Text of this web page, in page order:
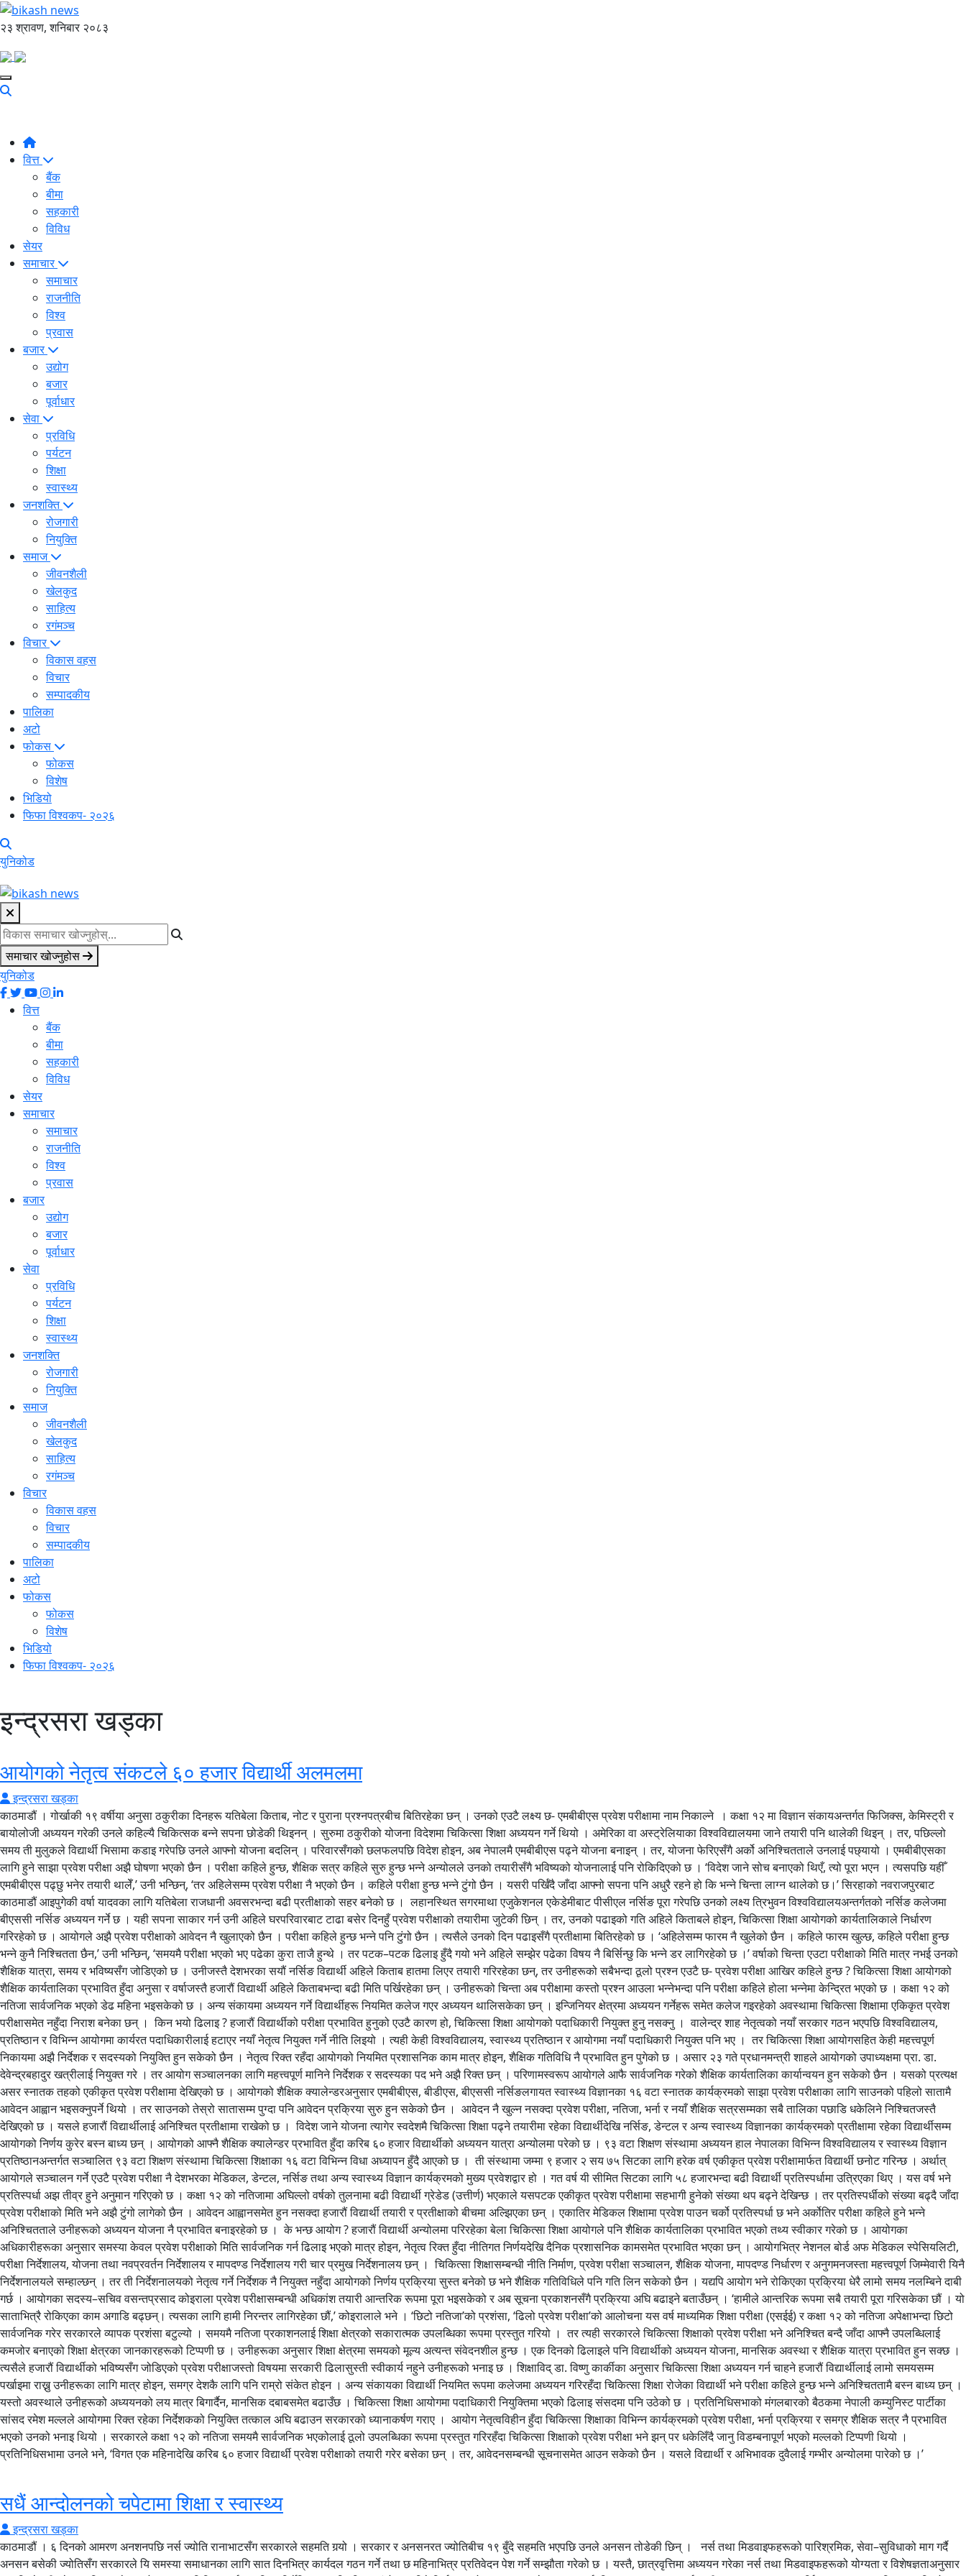
२३ श्रावण, शनिबार २०८३
वित्त
बैंक
बीमा
सहकारी
विविध
सेयर
समाचार
समाचार
राजनीति
विश्व
प्रवास
बजार
उद्योग
बजार
पूर्वाधार
सेवा
प्रविधि
पर्यटन
शिक्षा
स्वास्थ्य
जनशक्ति
रोजगारी
नियुक्ति
समाज
जीवनशैली
खेलकुद
साहित्य
रगंमञ्च
विचार
विकास वहस
विचार
सम्पादकीय
पालिका
अटो
फोकस
फोकस
विशेष
भिडियो
फिफा विश्वकप- २०२६
युनिकोड
समाचार खोज्नुहोस
युनिकोड
वित्त
बैंक
बीमा
सहकारी
विविध
सेयर
समाचार
समाचार
राजनीति
विश्व
प्रवास
बजार
उद्योग
बजार
पूर्वाधार
सेवा
प्रविधि
पर्यटन
शिक्षा
स्वास्थ्य
जनशक्ति
रोजगारी
नियुक्ति
समाज
जीवनशैली
खेलकुद
साहित्य
रगंमञ्च
विचार
विकास वहस
विचार
सम्पादकीय
पालिका
अटो
फोकस
फोकस
विशेष
भिडियो
फिफा विश्वकप- २०२६
इन्द्रसरा खड्का
आयोगको नेतृत्व संकटले ६० हजार विद्यार्थी अलमलमा
इन्द्रसरा खड्का
काठमाडौं । गोर्खाकी १९ वर्षीया अनुसा ठकुरीका दिनहरू यतिबेला किताब, नोट र पुराना प्रश्नपत्रबीच बितिरहेका छन् । उनको एउटै लक्ष्य छ- एमबीबीएस प्रवेश परीक्षामा नाम निकाल्ने । कक्षा १२ मा विज्ञान संकायअन्तर्गत फिजिक्स, केमिस्ट्री र
बायोलोजी अध्ययन गरेकी उनले कहिल्यै चिकित्सक बन्ने सपना छोडेकी थिइनन् । सुरुमा ठकुरीको योजना विदेशमा चिकित्सा शिक्षा अध्ययन गर्ने थियो । अमेरिका वा अस्ट्रेलियाका विश्वविद्यालयमा जाने तयारी पनि थालेकी थिइन् । तर, पछिल्लो
समय ती मुलुकले विद्यार्थी भिसामा कडाइ गरेपछि उनले आफ्नो योजना बदलिन् । परिवारसँगको छलफलपछि विदेश होइन, अब नेपालमै एमबीबीएस पढ्ने योजना बनाइन् । तर, योजना फेरिएसँगै अर्को अनिश्चितताले उनलाई पछ्यायो । एमबीबीएसका
लागि हुने साझा प्रवेश परीक्षा अझै घोषणा भएको छैन । परीक्षा कहिले हुन्छ, शैक्षिक सत्र कहिले सुरु हुन्छ भन्ने अन्योलले उनको तयारीसँगै भविष्यको योजनालाई पनि रोकिदिएको छ । ‘विदेश जाने सोच बनाएको थिएँ, त्यो पूरा भएन । त्यसपछि यहीँ
एमबीबीएस पढ्छु भनेर तयारी थालेँ,’ उनी भन्छिन्, ‘तर अहिलेसम्म प्रवेश परीक्षा नै भएको छैन । कहिले परीक्षा हुन्छ भन्ने टुंगो छैन । यसरी पर्खिँदै जाँदा आफ्नो सपना पनि अधुरै रहने हो कि भन्ने चिन्ता लाग्न थालेको छ।’ सिरहाको नवराजपुरबाट
काठमाडौं आइपुगेकी वर्षा यादवका लागि यतिबेला राजधानी अवसरभन्दा बढी प्रतीक्षाको सहर बनेको छ । लहानस्थित सगरमाथा एजुकेशनल एकेडेमीबाट पीसीएल नर्सिङ पूरा गरेपछि उनको लक्ष्य त्रिभुवन विश्वविद्यालयअन्तर्गतको नर्सिङ कलेजमा
बीएससी नर्सिङ अध्ययन गर्ने छ । यही सपना साकार गर्न उनी अहिले घरपरिवारबाट टाढा बसेर दिनहुँ प्रवेश परीक्षाको तयारीमा जुटेकी छिन् । तर, उनको पढाइको गति अहिले किताबले होइन, चिकित्सा शिक्षा आयोगको कार्यतालिकाले निर्धारण
गरिरहेको छ । आयोगले अझै प्रवेश परीक्षाको आवेदन नै खुलाएको छैन । परीक्षा कहिले हुन्छ भन्ने पनि टुंगो छैन । त्यसैले उनको दिन पढाइसँगै प्रतीक्षामा बितिरहेको छ । ‘अहिलेसम्म फारम नै खुलेको छैन । कहिले फारम खुल्छ, कहिले परीक्षा हुन्छ
भन्ने कुनै निश्चितता छैन,’ उनी भन्छिन्, ‘समयमै परीक्षा भएको भए पढेका कुरा ताजै हुन्थे । तर पटक–पटक ढिलाइ हुँदै गयो भने अहिले सम्झेर पढेका विषय नै बिर्सिन्छु कि भन्ने डर लागिरहेको छ ।’ वर्षाको चिन्ता एउटा परीक्षाको मिति मात्र नभई उनको
शैक्षिक यात्रा, समय र भविष्यसँग जोडिएको छ । उनीजस्तै देशभरका सयौं नर्सिङ विद्यार्थी अहिले किताब हातमा लिएर तयारी गरिरहेका छन्, तर उनीहरूको सबैभन्दा ठूलो प्रश्न एउटै छ- प्रवेश परीक्षा आखिर कहिले हुन्छ ? चिकित्सा शिक्षा आयोगको
शैक्षिक कार्यतालिका प्रभावित हुँदा अनुसा र वर्षाजस्तै हजारौं विद्यार्थी अहिले किताबभन्दा बढी मिति पर्खिरहेका छन् । उनीहरूको चिन्ता अब परीक्षामा कस्तो प्रश्न आउला भन्नेभन्दा पनि परीक्षा कहिले होला भन्नेमा केन्द्रित भएको छ । कक्षा १२ को
नतिजा सार्वजनिक भएको डेढ महिना भइसकेको छ । अन्य संकायमा अध्ययन गर्ने विद्यार्थीहरू नियमित कलेज गएर अध्ययन थालिसकेका छन् । इन्जिनियर क्षेत्रमा अध्ययन गर्नेहरू समेत कलेज गइरहेको अवस्थामा चिकित्सा शिक्षामा एकिकृत प्रवेश
परीक्षासमेत नहुँदा निराश बनेका छन् । किन भयो ढिलाइ ? हजारौं विद्यार्थीको परीक्षा प्रभावित हुनुको एउटै कारण हो, चिकित्सा शिक्षा आयोगको पदाधिकारी नियुक्त हुनु नसक्नु । वालेन्द्र शाह नेतृत्वको नयाँ सरकार गठन भएपछि विश्वविद्यालय,
प्रतिष्ठान र विभिन्न आयोगमा कार्यरत पदाधिकारीलाई हटाएर नयाँ नेतृत्व नियुक्त गर्ने नीति लिइयो । त्यही केही विश्वविद्यालय, स्वास्थ्य प्रतिष्ठान र आयोगमा नयाँ पदाधिकारी नियुक्त पनि भए । तर चिकित्सा शिक्षा आयोगसहित केही महत्त्वपूर्ण
निकायमा अझै निर्देशक र सदस्यको नियुक्ति हुन सकेको छैन । नेतृत्व रिक्त रहँदा आयोगको नियमित प्रशासनिक काम मात्र होइन, शैक्षिक गतिविधि नै प्रभावित हुन पुगेको छ । असार २३ गते प्रधानमन्त्री शाहले आयोगको उपाध्यक्षमा प्रा. डा.
देवेन्द्रबहादुर खत्रीलाई नियुक्त गरे । तर आयोग सञ्चालनका लागि महत्त्वपूर्ण मानिने निर्देशक र सदस्यका पद भने अझै रिक्त छन् । परिणामस्वरूप आयोगले आफै सार्वजनिक गरेको शैक्षिक कार्यतालिका कार्यान्वयन हुन सकेको छैन । यसको प्रत्यक्ष
असर स्नातक तहको एकीकृत प्रवेश परीक्षामा देखिएको छ । आयोगको शैक्षिक क्यालेन्डरअनुसार एमबीबीएस, बीडीएस, बीएससी नर्सिङलगायत स्वास्थ्य विज्ञानका १६ वटा स्नातक कार्यक्रमको साझा प्रवेश परीक्षाका लागि साउनको पहिलो सातामै
आवेदन आह्वान भइसक्नुपर्ने थियो । तर साउनको तेस्रो सातासम्म पुग्दा पनि आवेदन प्रक्रिया सुरु हुन सकेको छैन । आवेदन नै खुल्न नसक्दा प्रवेश परीक्षा, नतिजा, भर्ना र नयाँ शैक्षिक सत्रसम्मका सबै तालिका पछाडि धकेलिने निश्चितजस्तै
देखिएको छ । यसले हजारौं विद्यार्थीलाई अनिश्चित प्रतीक्षामा राखेको छ । विदेश जाने योजना त्यागेर स्वदेशमै चिकित्सा शिक्षा पढ्ने तयारीमा रहेका विद्यार्थीदेखि नर्सिङ, डेन्टल र अन्य स्वास्थ्य विज्ञानका कार्यक्रमको प्रतीक्षामा रहेका विद्यार्थीसम्म
आयोगको निर्णय कुरेर बस्न बाध्य छन् । आयोगको आफ्नै शैक्षिक क्यालेन्डर प्रभावित हुँदा करिब ६० हजार विद्यार्थीको अध्ययन यात्रा अन्योलमा परेको छ । ९३ वटा शिक्षण संस्थामा अध्ययन हाल नेपालका विभिन्न विश्वविद्यालय र स्वास्थ्य विज्ञान
प्रतिष्ठानअन्तर्गत सञ्चालित ९३ वटा शिक्षण संस्थामा चिकित्सा शिक्षाका १६ वटा विभिन्न विधा अध्यापन हुँदै आएको छ । ती संस्थामा जम्मा ९ हजार २ सय ७५ सिटका लागि हरेक वर्ष एकीकृत प्रवेश परीक्षामार्फत विद्यार्थी छनोट गरिन्छ । अर्थात्
आयोगले सञ्चालन गर्ने एउटै प्रवेश परीक्षा नै देशभरका मेडिकल, डेन्टल, नर्सिङ तथा अन्य स्वास्थ्य विज्ञान कार्यक्रमको मुख्य प्रवेशद्वार हो । गत वर्ष यी सीमित सिटका लागि ५८ हजारभन्दा बढी विद्यार्थी प्रतिस्पर्धामा उत्रिएका थिए । यस वर्ष भने
प्रतिस्पर्धा अझ तीव्र हुने अनुमान गरिएको छ । कक्षा १२ को नतिजामा अघिल्लो वर्षको तुलनामा बढी विद्यार्थी ग्रेडेड (उत्तीर्ण) भएकाले यसपटक एकीकृत प्रवेश परीक्षामा सहभागी हुनेको संख्या थप बढ्ने देखिन्छ । तर प्रतिस्पर्धीको संख्या बढ्दै जाँदा
प्रवेश परीक्षाको मिति भने अझै टुंगो लागेको छैन । आवेदन आह्वानसमेत हुन नसक्दा हजारौं विद्यार्थी तयारी र प्रतीक्षाको बीचमा अल्झिएका छन् । एकातिर मेडिकल शिक्षामा प्रवेश पाउन चर्को प्रतिस्पर्धा छ भने अर्कोतिर परीक्षा कहिले हुने भन्ने
अनिश्चितताले उनीहरूको अध्ययन योजना नै प्रभावित बनाइरहेको छ । के भन्छ आयोग ? हजारौं विद्यार्थी अन्योलमा परिरहेका बेला चिकित्सा शिक्षा आयोगले पनि शैक्षिक कार्यतालिका प्रभावित भएको तथ्य स्वीकार गरेको छ । आयोगका
अधिकारीहरूका अनुसार समस्या केवल प्रवेश परीक्षाको मिति सार्वजनिक गर्न ढिलाइ भएको मात्र होइन, नेतृत्व रिक्त हुँदा नीतिगत निर्णयदेखि दैनिक प्रशासनिक कामसमेत प्रभावित भएका छन् । आयोगभित्र नेशनल बोर्ड अफ मेडिकल स्पेसियलिटी,
परीक्षा निर्देशालय, योजना तथा नवप्रवर्तन निर्देशालय र मापदण्ड निर्देशालय गरी चार प्रमुख निर्देशनालय छन् । चिकित्सा शिक्षासम्बन्धी नीति निर्माण, प्रवेश परीक्षा सञ्चालन, शैक्षिक योजना, मापदण्ड निर्धारण र अनुगमनजस्ता महत्त्वपूर्ण जिम्मेवारी यिनै
निर्देशनालयले सम्हाल्छन् । तर ती निर्देशनालयको नेतृत्व गर्ने निर्देशक नै नियुक्त नहुँदा आयोगको निर्णय प्रक्रिया सुस्त बनेको छ भने शैक्षिक गतिविधिले पनि गति लिन सकेको छैन । यद्यपि आयोग भने रोकिएका प्रक्रिया धेरै लामो समय नलम्बिने दाबी
गर्छ । आयोगका सदस्य–सचिव वसन्तप्रसाद कोइराला प्रवेश परीक्षासम्बन्धी अधिकांश तयारी आन्तरिक रूपमा पूरा भइसकेको र अब सूचना प्रकाशनसँगै प्रक्रिया अघि बढाइने बताउँछन् । ‘हामीले आन्तरिक रूपमा सबै तयारी पूरा गरिसकेका छौं । यो
साताभित्रै रोकिएका काम अगाडि बढ्छन्। त्यसका लागि हामी निरन्तर लागिरहेका छौं,’ कोइरालाले भने । ‘छिटो नतिजा’को प्रशंसा, ‘ढिलो प्रवेश परीक्षा’को आलोचना यस वर्ष माध्यमिक शिक्षा परीक्षा (एसईई) र कक्षा १२ को नतिजा अपेक्षाभन्दा छिटो
सार्वजनिक गरेर सरकारले व्यापक प्रशंसा बटुल्यो । समयमै नतिजा प्रकाशनलाई शिक्षा क्षेत्रको सकारात्मक उपलब्धिका रूपमा प्रस्तुत गरियो । तर त्यही सरकारले चिकित्सा शिक्षाको प्रवेश परीक्षा भने अनिश्चित बन्दै जाँदा आफ्नै उपलब्धिलाई
कमजोर बनाएको शिक्षा क्षेत्रका जानकारहरूको टिप्पणी छ । उनीहरूका अनुसार शिक्षा क्षेत्रमा समयको मूल्य अत्यन्त संवेदनशील हुन्छ । एक दिनको ढिलाइले पनि विद्यार्थीको अध्ययन योजना, मानसिक अवस्था र शैक्षिक यात्रा प्रभावित हुन सक्छ ।
त्यसैले हजारौं विद्यार्थीको भविष्यसँग जोडिएको प्रवेश परीक्षाजस्तो विषयमा सरकारी ढिलासुस्ती स्वीकार्य नहुने उनीहरूको भनाइ छ । शिक्षाविद् डा. विष्णु कार्कीका अनुसार चिकित्सा शिक्षा अध्ययन गर्न चाहने हजारौं विद्यार्थीलाई लामो समयसम्म
पर्खाइमा राख्नु उनीहरूका लागि मात्र होइन, समग्र देशकै लागि पनि राम्रो संकेत होइन । अन्य संकायका विद्यार्थी नियमित रूपमा कलेजमा अध्ययन गरिरहँदा चिकित्सा शिक्षा रोजेका विद्यार्थी भने परीक्षा कहिले हुन्छ भन्ने अनिश्चिततामै बस्न बाध्य छन् ।
यस्तो अवस्थाले उनीहरूको अध्ययनको लय मात्र बिगार्दैन, मानसिक दबाबसमेत बढाउँछ । चिकित्सा शिक्षा आयोगमा पदाधिकारी नियुक्तिमा भएको ढिलाइ संसदमा पनि उठेको छ । प्रतिनिधिसभाको मंगलबारको बैठकमा नेपाली कम्युनिस्ट पार्टीका
सांसद रमेश मल्लले आयोगमा रिक्त रहेका निर्देशकको नियुक्ति तत्काल अघि बढाउन सरकारको ध्यानाकर्षण गराए । आयोग नेतृत्वविहीन हुँदा चिकित्सा शिक्षाका विभिन्न कार्यक्रमको प्रवेश परीक्षा, भर्ना प्रक्रिया र समग्र शैक्षिक सत्र नै प्रभावित
भएको उनको भनाइ थियो । सरकारले कक्षा १२ को नतिजा समयमै सार्वजनिक भएकोलाई ठूलो उपलब्धिका रूपमा प्रस्तुत गरिरहँदा चिकित्सा शिक्षाको प्रवेश परीक्षा भने झन् पर धकेलिँदै जानु विडम्बनापूर्ण भएको मल्लको टिप्पणी थियो ।
प्रतिनिधिसभामा उनले भने, ‘विगत एक महिनादेखि करिब ६० हजार विद्यार्थी प्रवेश परीक्षाको तयारी गरेर बसेका छन् । तर, आवेदनसम्बन्धी सूचनासमेत आउन सकेको छैन । यसले विद्यार्थी र अभिभावक दुवैलाई गम्भीर अन्योलमा पारेको छ ।’
सधैं आन्दोलनको चपेटामा शिक्षा र स्वास्थ्य
इन्द्रसरा खड्का
काठमाडौं । ६ दिनको आमरण अनशनपछि नर्स ज्योति रानाभाटसँग सरकारले सहमति गर्‍यो । सरकार र अनसनरत ज्योतिबीच १९ बुँदे सहमति भएपछि उनले अनसन तोडेकी छिन् । नर्स तथा मिडवाइफहरूको पारिश्रमिक, सेवा–सुविधाको माग गर्दै अनसन बसेकी ज्योतिसँग सरकारले यि समस्या समाधानका लागि सात दिनभित्र कार्यदल गठन गर्ने तथा छ महिनाभित्र प्रतिवेदन पेश गर्ने सम्झौता गरेको छ । यस्तै, छात्रवृत्तिमा अध्ययन गरेका नर्स तथा मिडवाइफहरूको योग्यता र विशेषज्ञताअनुसार तह, जिम्मेवारी, सेवा–सुविधा र नेतृत्वको अवसर सुनिश्चित गर्न सम्बन्धित निर्देशिका ३० दिनभित्र संशोधन गरिने निर्णय भएको छ । सरकारले सहायक नर्स–मिडवाइफ (एएनएम) लाई प्रवीणता प्रमाणपत्र तह नर्सिङ अध्ययनका लागि छात्रवृत्तिको व्यवस्था मिलाउने, आगामी शैक्षिक सत्रदेखि भर्ना नीति कायम गर्ने तथा सबै अस्पतालमा नर्सिङ प्रोसेस, नर्सिङ केयर प्लान, नर्सिङ डकुमेन्टेसन, नर्सिङ इभालुएसन, औषधि व्यवस्थापन, संक्रमण नियन्त्रण, बिरामी सुरक्षा तथा नियमित नर्सिङ अडिट अनिवार्य रूपमा लागू गर्ने प्रतिबद्धता जनाएको छ । देशभरका हजारौं नर्स र मिडवाइफको आवाज बोकेर अनशन बसेकी उनले यो सम्झौतापछि मंगलबार अनशन तोडेकी हुन् । बिरामीको जीवनसँग प्रत्यक्ष जोडिएको जिम्मेवारी निर्वाह गर्ने स्वास्थ्यकर्मीले आफ्नै जीवन धान्न संघर्ष गर्नुपरेको अवस्था उनीहरूको आन्दोलनको मूल कारण हो । नर्समाथिको श्रमशोषण अन्त्य गर्नुपर्ने माग वर्षौंदेखि उठ्दै आएको छ । गत वर्ष पनि यही माग राख्दै देशभरका नर्सहरू सडकमा उत्रिएका थिए । आन्दोलनपछि सरकार, निजी मेडिकल कलेज र नर्स प्रतिनिधिबीच निजी मेडिकल कलेजमा कार्यरत नर्सलाई सरकारी पाँचौं तहसरह मासिक ३४ हजार ७३० रुपैयाँ पारिश्रमिक उपलब्ध गराउने सहमति भएको थियो, जुन गत वर्षको कात्तिकदेखि लागू गर्ने भनिएको थियो । तर सहमति कागजमै सीमित रह्यो । अधिकांशले अहिलेसम्म पनि निर्णयअनुसारको पारिश्रमिक नपाएको नर्सहरूको गुनासो छ । यही कारण उनीहरू फेरि १५ बुँदे मागसहित आन्दोलनमा छन् । माइतीघर मण्डलामा मंगलबारदेखि आमरण अनशनमा बसेका इन्टर्न चिकित्सक डिल्ली हरिजनको माग पनि एउटै छ, ‘श्रमको सम्मान र न्यायपूर्ण पारिश्रमिक ।’ ‘चार महिनासम्म शिक्षा तथा खेलकुद मन्त्रालय, चिकित्सा शिक्षा आयोगलगायतका निकायका ढोका ढकढक्याउँदा पनि माग सुनुवाइ नभएपछि अन्तिम विकल्पका रूपमा आमरण अनशन रोज्नुपरेको हो,’ उनले भने । चार महिनादेखि विभिन्न निकाय धाउँदा–धाउँदा थाकियो,’ उनी भन्छन्,‘ हाम्रा मागप्रति कसैको ध्यान गएन । ध्यान दिएका निकायले पनि अहिलेसम्म ठोस कदम चालेको देखिएन । सडकमा आउनु र अनसन बस्नु अन्तिम विकल्प भएकाले यही कदम रोजेको हुँ ।’ इन्टर्न हरिजनको आन्दोलनको केन्द्रमा एमबीबीएस तथा बीडीएस इन्टर्न चिकित्सकले पाउने निर्वाह भत्ता छ । चिकित्सा शिक्षाको पाठ्यक्रमअनुसार एमबीबीएस र बीडीएस उत्तीर्ण गरेपछि एक वर्ष इन्टर्नसिप अनिवार्य हुन्छ । यही अवधिमा उनीहरूले अस्पतालमा नियमित चिकित्सकसरह बिरामी जाँच्ने, उपचारमा सहभागी हुने, आकस्मिक सेवा दिने, वार्ड ड्युटी गर्ने र रातभर ’अन–कल’ बस्नेसम्मका जिम्मेवारी निर्वाह गर्छन् । कामको प्रकृति एउटै भए पनि सरकारी र निजी अस्पतालमा इन्टर्न गर्ने चिकित्सकले पाउने भत्तामा भने ठूलो असमानता छ । सरकारी अस्पतालमा इन्टर्न गर्ने चिकित्सकले मासिक २३ हजार रुपैयाँ निर्वाह भत्ता पाउँदा निजी मेडिकल कलेज तथा अस्पतालमा इन्टर्न गर्नेहरू अझै पनि करिब १० हजार रुपैयाँमै काम गर्न बाध्य छन् । यही विभेद अन्त्य गरी सबै इन्टर्न चिकित्सकलाई समान दरमा निर्वाह भत्ता उपलब्ध गराउनुपर्ने माग उनीहरूको छ । उनीहरूका अनुसार यो अतिरिक्त सुविधा मागिएको होइन, एउटै प्रकृतिको श्रमको समान मूल्यांकनको माग हो । स्वास्थ्य क्षेत्रमा श्रमको सम्मान र उचित पारिश्रमिकको लडाइँ ज्योति रानाभाट वा इन्टर्न चिकित्सक डिल्ली हरिजनबाट मात्रै सुरु भएको होइन, यो संघर्ष वर्षौंदेखि दोहोरिँदै आएको कथा हो । गत वर्ष पनि स्नातकोत्तर तह (पोस्ट ग्राजुएट–पीजी) अध्ययनरत रेजिडेन्ट चिकित्सकहरू यही माग लिएर सडकमा उत्रिएका थिए । सरकारी अस्पतालमा कार्यरत रेजिडेन्ट चिकित्सकसरह निर्वाह भत्ता र सेवा–सुविधा उपलब्ध गराउनुपर्ने माग राख्दै उनीहरूले लामो आन्दोलन गरेका थिए । आन्दोलनका क्रममा अस्पतालका सेवा प्रभावित भए, सरकारसँग पटक–पटक वार्ता भयो र अन्ततः सहमति पनि जुट्यो । तर त्यो सहमतिको आधारले नै नयाँ विवाद जन्मायो। सरकार र आन्दोलनरत पक्षबीच निजी मेडिकल कलेजको विद्यार्थी भर्ना (सिट) संख्या बढाउने सर्तमा सहमति भएपछि आन्दोलन स्थगित भयो । सरकारका लागि त्यो तत्कालको समाधान थियो, तर रेजिडेन्ट चिकित्सकहरूका लागि होइन । आन्दोलनमा सहभागी चिकित्सकहरूको भनाइमा, उनीहरूको मूल माग श्रमको उचित मूल्यांकन र समान सेवा–सुविधा सुनिश्चित गर्नु थियो । तर त्यसको सट्टा विद्यार्थी सिट संख्या बढाउने निर्णय गरियो, जसले आन्दोलनको मर्म सम्बोधन गर्न सकेन । त्यसैले उनीहरू आज पनि उक्त निर्णयप्रति असन्तुष्टि जनाइरहेका छन् । सञ्चालक पनि असन्तुष्ट स्वास्थ्य क्षेत्रमा आन्दोलन गर्ने सूचीमा नर्स, इन्टर्न वा रेजिडेन्ट चिकित्सक मात्र छैनन् । बेला–बेलामा निजी मेडिकल कलेज तथा अस्पताल सञ्चालक पनि आफ्ना माग लिएर सरकारविरुद्ध उत्रिने गरेका छन् । निजी मेडिकल तथा डेन्टल कलेजहरूको छाता संस्था एसोसिएसन अफ प्राइभेट मेडिकल एण्ड डेन्टल कलेज अफ नेपालले हालै सरकारलाई आन्दोलनको चेतावनीसहित ध्यानाकर्षणपत्र बुझाएको छ । संस्थाले सरकारले गोविन्द केसीसँग गरेको पछिल्लो सहमतिमा असन्तुष्टि जनाएका छन् । विशेषगरी साउन ११ गते सरकार र डा. केसीबीच भएको सहमतिको तेस्रो र चौथो बुँदाप्रति सञ्चालकहरूको आपत्ति छ । तेस्रो बुँदामा निजी शिक्षण संस्थामा एमबीबीएस तथा बीडीएसको सिट संख्या नबढाइने, तर सार्वजनिक शिक्षण संस्थाको सिट विस्तारमा अवरोध नहुने उल्लेख छ भने चौथो बुँदामा चिकित्सा शिक्षा सञ्चालन गर्ने संस्थाहरू गैरनाफामूलक र सेवामूलक संस्थाका रूपमा रहने व्यवस्था गर्ने लेखिएको छ । यी दुवै बुँदा तत्काल खारेज गर्नुपर्ने माग गर्दै सञ्चालकहरूले सरकारले निर्णय सच्याएन भने चरणबद्ध आन्दोलनमा उत्रिने चेतावनी दिएका छन् । उनीहरूले एमबीबीएस र बीडीएसको सिट संख्या विस्तार रोक्ने निर्णय कार्यान्वयन गरिए आफूहरूले इन्टर्न चिकित्सकलाई उपलब्ध गराउँदै आएको निर्वाह भत्ता नै रोक्न सक्ने भनेका छन् । एकातिर इन्टर्न चिकित्सकहरू न्यायोचित निर्वाह भत्ताको माग गर्दै सडकमा छन् भने अर्कोतिर निजी मेडिकल कलेज सञ्चालकहरू त्यही भत्तालाई आन्दोलनको हतियार बनाउने चेतावनी दिइरहेका छन् । यसरी हेर्दा नेपालको स्वास्थ्य क्षेत्रमा आन्दोलन कुनै एक समूहको असन्तुष्टि मात्र होइन, नर्सदेखि इन्टर्न चिकित्सक, रेजिडेन्ट चिकित्सकदेखि निजी अस्पताल सञ्चालकसम्म सबै आफ्ना–आफ्ना माग बोकेर सडकमा उत्रिरहेका छन् । बेलाबेला चिकित्सकहरू पनि आफूमाथि अन्याय भएको भन्दै बेलाबेला सडकमा आउँछन् । उनीहरू अस्पतालका आकस्मिक र ओपीडी सेवा ठप्प पार्दै सडक रोज्छन् । अस्पतालमा भएको तोडफोड र चिकित्सकमाथि भएका कुटपिटका घटनालाई लिएर चिकित्सक काम छोड्दै सडकमा आउँछन् । शिक्षामा पनि उस्तै दृश्य स्वास्थ्य क्षेत्रजस्तै शिक्षा क्षेत्र पनि पछिल्ला वर्षहरूमा आन्दोलनको स्थायी थलो बन्दै गएको छ । कहिले विद्यार्थी, कहिले शिक्षक, कहिले विद्यालय कर्मचारी, त कहिले निजी विद्यालय सञ्चालक फरक–फरक समयमा फरक–फरक समूह सडकमा उत्रिन्छन् । शैक्षिक परामर्शका नाममा सञ्चालित कन्सल्टेन्सीदेखि निजी विद्यालयका छाता संगठनसम्म बेला बेलामा आफ्ना माग बोकेर आन्दोलनमा उत्रिने गरेका छन् । शिक्षा क्षेत्रमा सबैभन्दा लामो र संगठित आन्दोलन भने विद्यालय शिक्षा ऐनको विषयमा देखिएको छ । २०७२ सालदेखि नयाँ विद्यालय शिक्षा ऐन जारी गर्नुपर्ने माग राख्दै आएको नेपाल शिक्षक महासंघले पटक–पटक विद्यालय बन्ददेखि काठमाडौं केन्द्रित प्रदर्शनसम्मका आन्दोलन गर्दै आएको छ । ऐन नबन्दा शिक्षक र विद्यालय कर्मचारीका सेवा–सुविधा मात्र प्रभावित भएका छैनन्, समग्र विद्यालय शिक्षाको व्यवस्थापन नै अन्योलमा परेको महासंघको तर्क छ । यही मागका कारण हजारौं शिक्षकले पटक–पटक कक्षाकोठा छाडेर सडक रोज्दै आएका छन् । विद्यालय बन्द विद्यार्थीलाई समेत उस्तै समस्या हुने गरेको छ । २०७२ सालदेखि अहिलेसम्म थुप्रै सरकार फेरिए, शिक्षामन्त्री फेरिए, तर शिक्षकका माग भने उस्तै छन् । नयाँ राजनीतिक अभ्यासको वाचा गर्दै सत्तामा आएको सरकारसँग पनि शिक्षकहरूले ठूलो अपेक्षा गरेका थिए । तर विद्यालय शिक्षा ऐनलाई प्राथमिकतामा नराखिएको भन्दै महासंघ फेरि आन्दोलनको तयारीमा छ । महासंघले भदौ महिनादेखि थप सशक्त आन्दोलन गर्ने घोषणा गरिसकेको छ । महासंघका अध्यक्ष लक्ष्मीकिशोर सुवेदीका अनुसार नयाँ सरकार गठन भएयता शिक्षामन्त्रीदेखि प्रधानमन्त्रीसम्मलाई पटक–पटक भेटेर माग राखिए पनि ठोस सुनुवाइ हुन सकेको छैन । त्यसैले यसअघिका आन्दोलनभन्दा अझ व्यापक आन्दोलन गर्न बाध्य भएको उनको भनाइ छ । सहमति हुन्छ तर कार्यान्वयन हुँदैन । शिक्षा र स्वास्थ्य क्षेत्रमा दोहोरिने आन्दोलनहरूलाई नियाल्दा सहमति हुने तर कार्यान्वयन नहुने समस्या देखिन्छ । शिक्षा र स्वास्थ्यमा माग उठ्छ, सरकार मौन बस्छ, आन्दोलन चर्किन्छ, वार्ता सुरु हुन्छ, सहमति हुन्छ, तर कार्यान्वयन फेरि अनिश्चित बन्छ । यही चक्र दोहोरिँदा आन्दोलन अपवाद होइन, अधिकार माग्ने नियमित माध्यमजस्तै बन्न पुगेको छ । आन्दोलनरत पक्षहरूको साझा गुनासो पनि यही छ । उनीहरूका अनुसार सरकारसँग संवादको ढोका सुरुदेखि नै खुला हुँदैन । सम्बन्धित समूह सडकमा उत्रिएपछि मात्रै मन्त्रालयहरू सक्रिय हुन्छन् । तत्काल आन्दोलन रोक्न वार्ता र सहमति त हुन्छ, तर त्यसलाई कार्यान्वयन गर्ने प्रतिबद्धता भने समयसँगै ओझेलमा पर्छ । यसको एउटा उदाहरण नर्स आन्दोलन हो । गत वर्ष देशभरका नर्सहरूले सेवा छाडेर आन्दोलन गरेपछि सरकार उनीहरूसँग वार्तामा बस्यो । तत्कालीन स्वास्थ्यमन्त्री सुधा शर्माको कार्यकालमा भएको सहमतिअनुसार निजी क्षेत्रमा कार्यरत नर्सहरूको पारिश्रमिक बढाउने, काम गर्ने समय व्यवस्थापन गर्ने लगायतका विषयमा सहमति भएको थियो । तर सहमति भएको करिब एक वर्ष पुग्न लाग्दा पनि अधिकांश प्रतिबद्धता व्यवहारमा कार्यान्वयन हुन सकेका छैनन् । यही कारण नर्सहरू फेरि आन्दोलनको बाटोमा फर्किएका छन् । इन्टर्न चिकित्सकको अवस्था पनि फरक छैन । शिक्षा मन्त्रालयका सहसचिव चन्द्रकान्त भुसालको संयोजकत्वमा गठित कार्यदलले निजी मेडिकल कलेजमा कार्यरत एमबीबीएस तथा बीडीएस इन्टर्न चिकित्सकलाई स्वास्थ्य सेवाको आठौं तहको तलबको ५० प्रतिशत बराबर निर्वाह भत्ता उपलब्ध गराउन सिफारिस गरेको थियो । तर कार्यदलको प्रतिवेदन तयार भएको महिनौं बितिसक्दा पनि त्यसअनुसार निर्णय कार्यान्वयनमा आउन सकेको छैन । यही कारण अहिले इन्टर्न चिकित्सक फेरि माइतीघरको सडकमा आमरण अनसनमा छन् । स्वास्थ्य मन्त्रालयले भने आन्दोलनरत पक्षसँग पुनः वार्ता र छलफल जारी रहेको जनाएको छ । शिक्षा क्षेत्रमा पनि अवस्था उस्तै देखिन्छ । विद्यालय शिक्षा ऐन छिट्टै ल्याउने प्रतिबद्धता सरकारले पटक–पटक दोहोर्‍याउँदै आएको छ । तर वर्षौंदेखि प्रतीक्षामा रहेको ऐन अझै पारित हुन सकेको छैन । गत वर्षको भदौ २५ गते संसद्बाट पारित गर्ने तयारी गरिएको विद्यालय शिक्षा विधेयक राजनीतिक परिस्थितिका कारण अघि बढ्न सकेन । सरकार परिवर्तनसँगै ऐन फेरि प्राथमिकताबाट बाहिरियो । यही कारण नेपाल शिक्षक महासंघ फेरि आन्दोलनको तयारीमा छ । शिक्षकहरूको भनाइमा सरकार फेरिन्छ, मन्त्री फेरिन्छन्, प्रतिबद्धता दोहोरिन्छ, तर विद्यालय शिक्षा ऐन भने अझै पनि प्रतीक्षामै छ । के भन्छन् विज्ञ ? शिक्षा र स्वास्थ्य कुनै पनि राष्ट्रका विकासका आधारस्तम्भ मानिन्छन् । एउटा दक्ष जनशक्ति उत्पादन गर्छ, अर्को त्यही जनशक्तिलाई स्वस्थ राख्छ । त्यसैले अधिकांश मुलुकले यी दुई क्षेत्रलाई उच्च प्राथमिकतामा राख्छन् । तर नेपालमा भने विडम्बना उल्टो देखिन्छ ।